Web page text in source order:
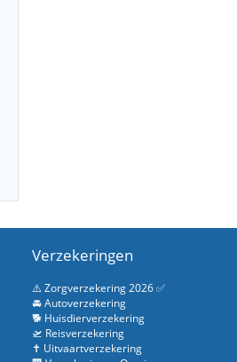
Verzekeringen
⚠️ Zorgverzekering 2026 ✅
🚘 Autoverzekering
🐕 Huisdierverzekering
🛫 Reisverzekering
✝️ Uitvaartverzekering